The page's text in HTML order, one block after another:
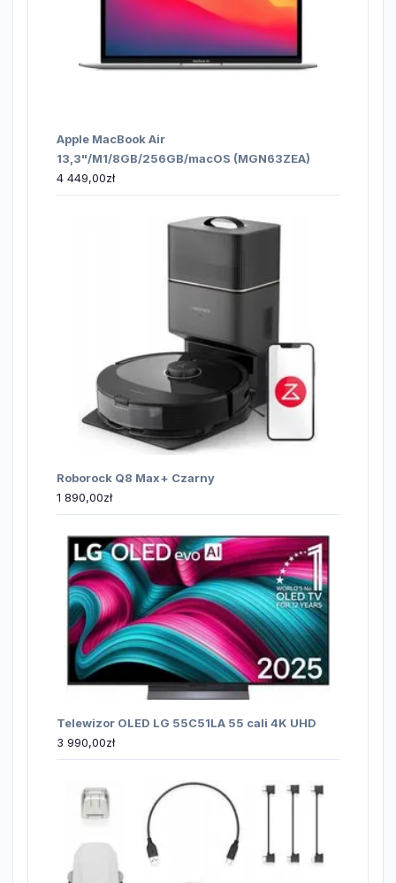
Apple MacBook Air
13,3"/M1/8GB/256GB/macOS (MGN63ZEA)
4 449,00zł
Roborock Q8 Max+ Czarny
1 890,00zł
Telewizor OLED LG 55C51LA 55 cali 4K UHD
3 990,00zł